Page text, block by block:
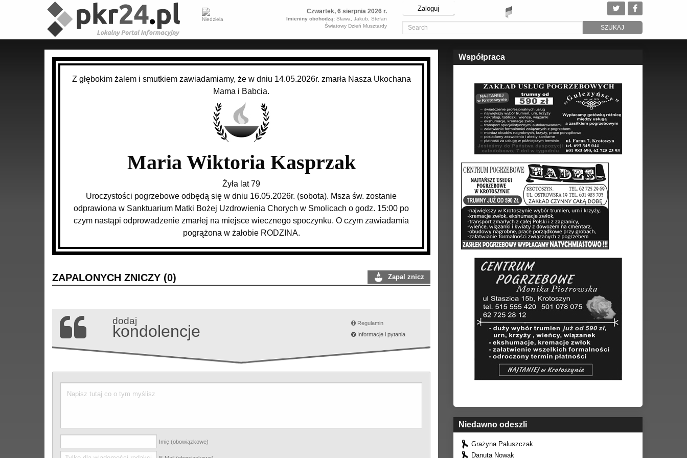
Czwartek, 6 sierpnia 2026 r.
Imieniny obchodzą: Sława, Jakub, Stefan
Światowy Dzień Musztardy
Zaloguj
Z głębokim żalem i smutkiem zawiadamiamy, że w dniu 14.05.2026r. zmarła Nasza Ukochana
Mama i Babcia.
Maria Wiktoria Kasprzak
Żyła lat 79
Uroczystości pogrzebowe odbędą się w dniu 16.05.2026r. (sobota). Msza św. zostanie
odprawiona w Sanktuarium Matki Bożej Uzdrowienia Chorych w Smolicach o godz. 15:00 po
czym nastąpi odprowadzenie zmarłej na miejsce wiecznego spoczynku. O czym zawiadamia
pogrążona w żałobie RODZINA.
ZAPALONYCH ZNICZY (0) Zapal znicz
dodaj
kondolencje
Regulamin
Informacje i pytania
Imię (obowiązkowe)
Współpraca
Niedawno odeszli
Grażyna Paluszczak
Danuta Nowak